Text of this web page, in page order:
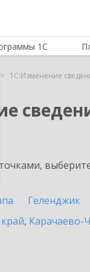
1С
1С:Изменение
Геленджик
, Карачаево-